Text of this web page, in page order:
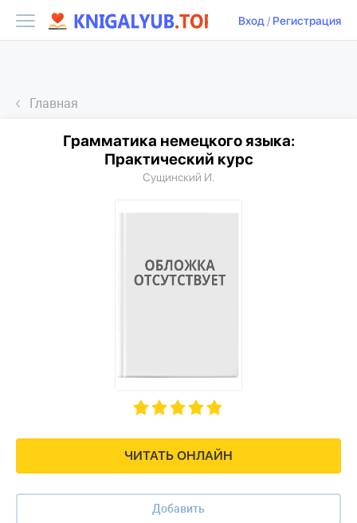
Вход/ Регистрация
Главная
ЧИТАТЬ ОНЛАЙН
Добавить
Грамматика немецкого языка:
Практический курс
Сущинский И.